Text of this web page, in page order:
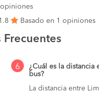
opiniones
Basado en 1 opiniones
Frecuentes
6
¿Cuál es la distancia
bus?
La distancia entre